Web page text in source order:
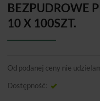
BEZPUDROWE
10 X 100SZT.
Od podanej ceny nie
Dostępność: